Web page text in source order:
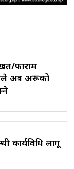
फाराम
अब अरूको
कार्यविधि लागू